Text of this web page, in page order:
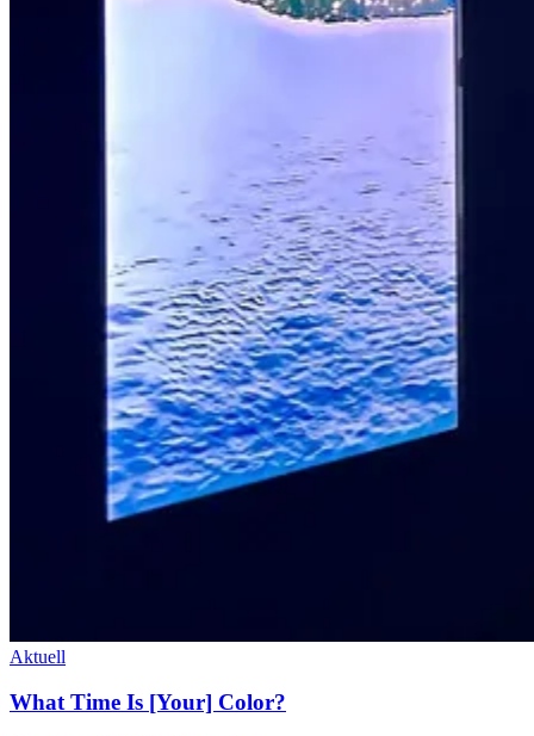
Aktuell
What Time Is [Your] Color?